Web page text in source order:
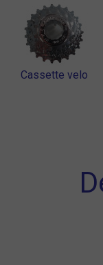
Cassette velo